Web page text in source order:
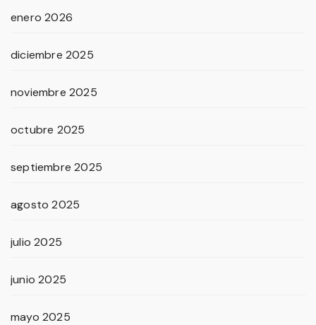
enero 2026
diciembre 2025
noviembre 2025
octubre 2025
septiembre 2025
agosto 2025
julio 2025
junio 2025
mayo 2025